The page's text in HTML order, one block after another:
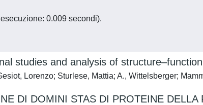
0.009 secondi).
studies and analysis of
Lorenzo; Sturlese, Mattia; A., Wittelsberger;
DI DOMINI STAS DI PROTEINE